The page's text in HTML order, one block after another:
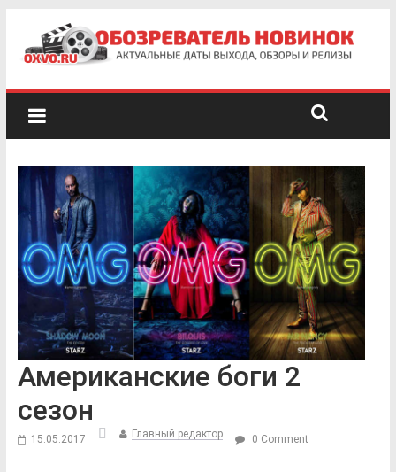
Американские боги 2
сезон
15.05.2017 Главный редактор 0 Comment